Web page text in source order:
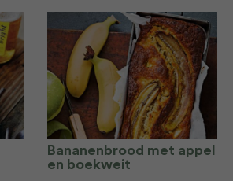
Bananenbrood met appel
en boekweit